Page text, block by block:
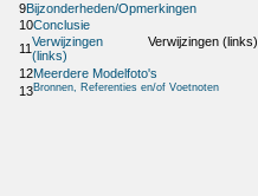
9Bijzonderheden/Opmerkingen
10Conclusie
11Verwijzingen
(links)
Verwijzingen (links)
12Meerdere Modelfoto's
13Bronnen, Referenties en/of Voetnoten